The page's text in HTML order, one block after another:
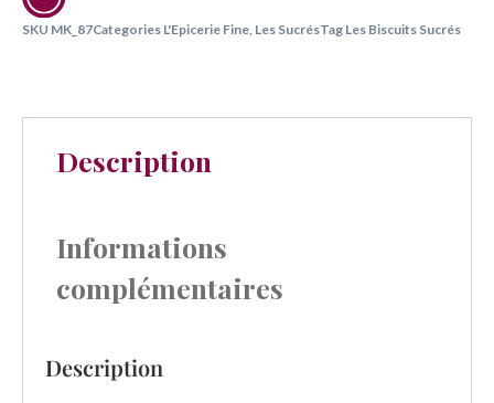
SKU MK_87Categories L'Epicerie Fine Les SucrésTag Les Biscuits Sucrés
Description
Informations
complémentaires
Description